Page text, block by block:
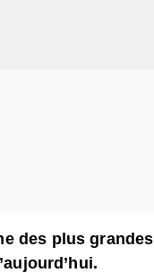
des plus